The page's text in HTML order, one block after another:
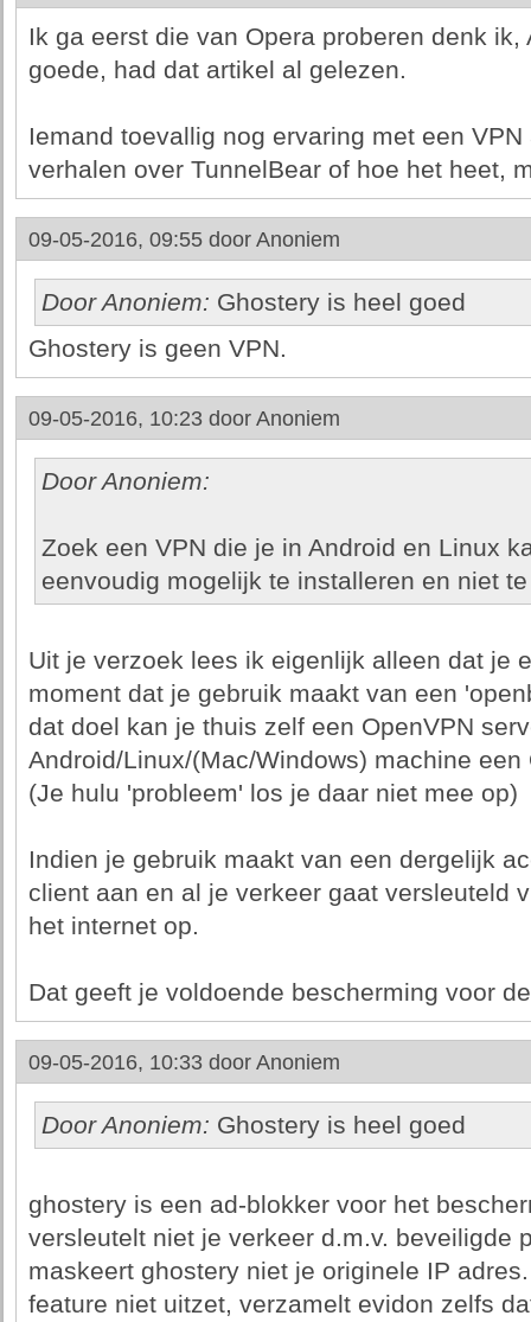
Ik ga eerst die van Opera proberen denk
goede, had dat artikel al gelezen.
Iemand toevallig nog ervaring met een
verhalen over TunnelBear of hoe het heet,
09-05-2016, 09:55 door Anoniem
Door Anoniem: Ghostery is heel goed
Ghostery is geen VPN.
09-05-2016, 10:23 door Anoniem
Door Anoniem:
Zoek een VPN die je in Android en Linux
eenvoudig mogelijk te installeren en niet
Uit je verzoek lees ik eigenlijk alleen dat je
moment dat je gebruik maakt van een
dat doel kan je thuis zelf een OpenVPN
Android/Linux/(Mac/Windows) machine
(Je hulu 'probleem' los je daar niet mee op)
Indien je gebruik maakt van een dergelijk
client aan en al je verkeer gaat versleuteld
het internet op.
Dat geeft je voldoende bescherming voor
09-05-2016, 10:33 door Anoniem
Door Anoniem: Ghostery is heel goed
ghostery is een ad-blokker voor het
versleutelt niet je verkeer d.m.v. beveiligde
maskeert ghostery niet je originele IP
feature niet uitzet, verzamelt evidon zelfs